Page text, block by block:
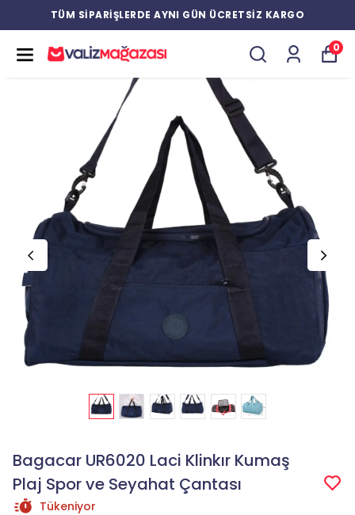
TÜM SİPARİŞLERDE AYNI GÜN ÜCRETSİZ KARGO
0
Bagacar UR6020 Laci Klinkır Kumaş
Plaj Spor ve Seyahat Çantası
Tükeniyor